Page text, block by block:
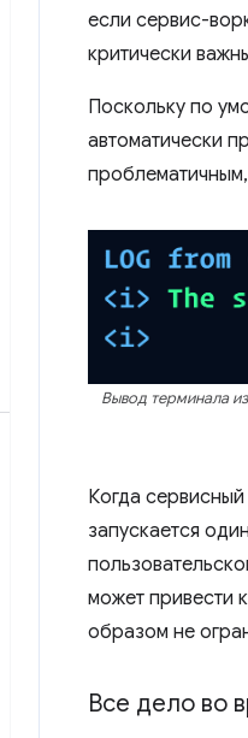
если сервис-
критически
Поскольку по
автоматически
Вывод терминала из
Когда
запускается
может привести
образом не
Все дело во